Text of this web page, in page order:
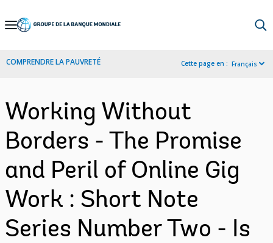
Skip
Navigation
COMPRENDRE LA PAUVRETÉ Cette page en : Français
Working Without
Borders - The Promise
and Peril of Online Gig
Work : Short Note
Series Number Two - Is